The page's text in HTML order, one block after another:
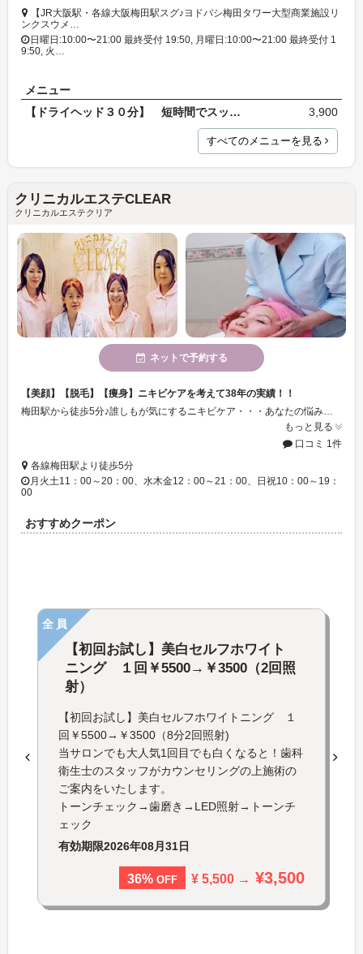
【JR大阪駅・各線大阪梅田駅スグ♪ヨドバシ梅田タワー大型商業施設リ
ンクスウメ…
日曜日:10:00〜21:00 最終受付 19:50, 月曜日:10:00〜21:00 最終受付 1
9:50, 火…
メニュー
【ドライヘッド３０分】 短時間でスッキリしたい方…
3,900
すべてのメニューを見る
クリニカルエステCLEAR
クリニカルエステクリア
ネットで予約する
【美顔】【脱毛】【痩身】ニキビケアを考えて38年の実績！！
梅田駅から徒歩5分♪誰しもが気にするニキビケア・・・あなたの悩みを根本から解決します！対症療法ではなく、根本改善へ！38年間培った実績があなたに最高のビューティフルライフを！！
もっと見る
口コミ 1件
各線梅田駅より徒歩5分
月火土11：00～20：00、水木金12：00～21：00、日祝10：00～19：
00
おすすめクーポン
全員
【初回お試し】美白セルフホワイト
ニング １回￥5500→￥3500（2回照
射）
【初回お試し】美白セルフホワイトニング １
回￥5500→￥3500（8分2回照射)
当サロンでも大人気1回目でも白くなると！歯科
衛生士のスタッフがカウンセリングの上施術の
ご案内をいたします。
トーンチェック→歯磨き→LED照射→トーンチ
ェック
有効期限2026年08月31日
36% OFF ¥ 5,500 → ¥3,500